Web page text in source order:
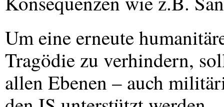
Um eine erneute
Tragödie zu verhindern,
allen Ebenen – auch